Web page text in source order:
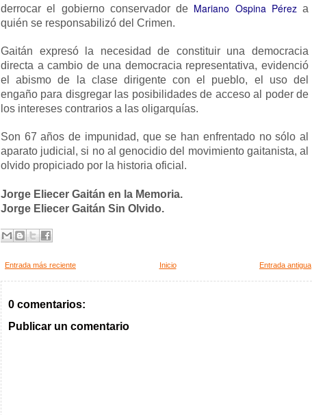
derrocar el gobierno conservador de Mariano Ospina Péreza
quién se responsabilizó del Crimen.
Gaitán expresó la necesidad de constituir una democracia
directa a cambio de una democracia representativa, evidenció
el abismo de la clase dirigente con el pueblo, el uso del
engaño para disgregar las posibilidades de acceso al poder de
los intereses contrarios a las oligarquías.
Son 67 años de impunidad, que se han enfrentado no sólo al
aparato judicial, si no al genocidio del movimiento gaitanista, al
olvido propiciado por la historia oficial.
Jorge Eliecer Gaitán en la Memoria.
Jorge Eliecer Gaitán Sin Olvido.
Entrada más reciente Entrada antigua
Inicio
0 comentarios:
Publicar un comentario